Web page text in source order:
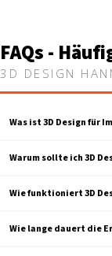
FAQs -
3D DESIGN
Was ist 3D Design für
Warum sollte ich 3D
Wie funktioniert 3D
Wie lange dauert die